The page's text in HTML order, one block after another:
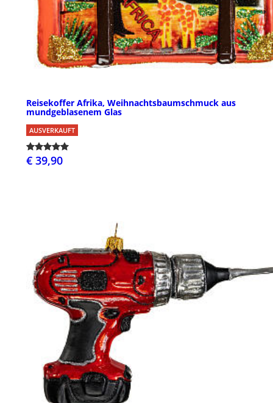
Reisekoffer Afrika, Weihnachtsbaumschmuck aus
mundgeblasenem Glas
AUSVERKAUFT
€ 39,90